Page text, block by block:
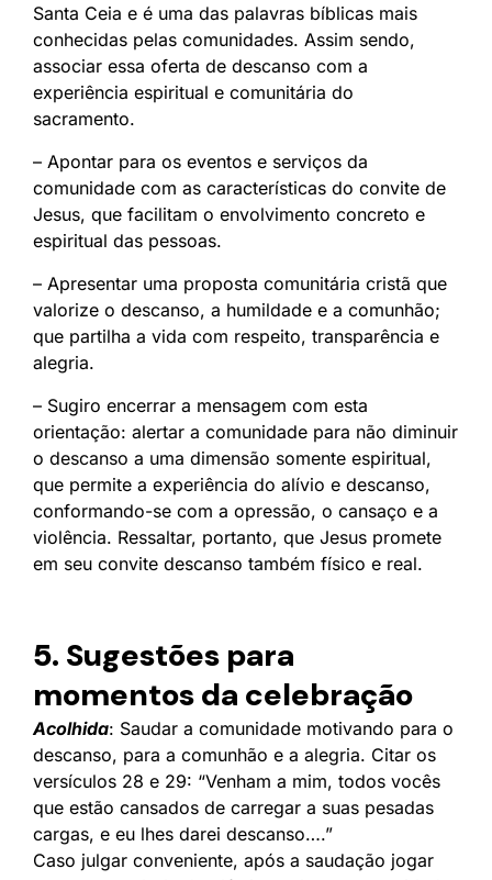
Santa Ceia e é uma das palavras bíblicas mais
conhecidas pelas comunidades. Assim sendo,
associar essa oferta de descanso com a
experiência espiritual e comunitária do
sacramento.
– Apontar para os eventos e serviços da
comunidade com as características do convite de
Jesus, que facilitam o envolvimento concreto e
espiritual das pessoas.
– Apresentar uma proposta comunitária cristã que
valorize o descanso, a humildade e a comunhão;
que partilha a vida com respeito, transparência e
alegria.
– Sugiro encerrar a mensagem com esta
orientação: alertar a comunidade para não diminuir
o descanso a uma dimensão somente espiritual,
que permite a experiência do alívio e descanso,
conformando-se com a opressão, o cansaço e a
violência. Ressaltar, portanto, que Jesus promete
em seu convite descanso também físico e real.
5. Sugestões para
momentos da celebração
Acolhida: Saudar a comunidade motivando para o
descanso, para a comunhão e a alegria. Citar os
versículos 28 e 29: “Venham a mim, todos vocês
que estão cansados de carregar a suas pesadas
cargas, e eu lhes darei descanso….”
Caso julgar conveniente, após a saudação jogar